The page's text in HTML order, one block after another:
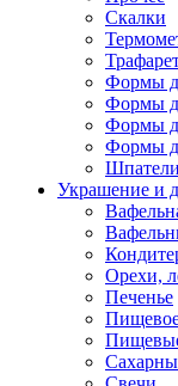
Скалки
Формы
Формы
Формы
Формы
Шпатели
Украшение и
Орехи,
Печенье